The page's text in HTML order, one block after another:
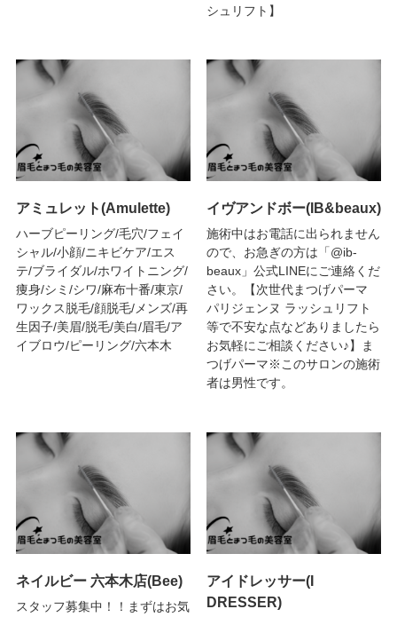
シュリフト】
アミュレット(Amulette)
ハーブピーリング/毛穴/フェイ
シャル/小顔/ニキビケア/エス
テ/ブライダル/ホワイトニング/
痩身/シミ/シワ/麻布十番/東京/
ワックス脱毛/顔脱毛/メンズ/再
生因子/美眉/脱毛/美白/眉毛/ア
イブロウ/ピーリング/六本木
イヴアンドボー(IB&beaux)
施術中はお電話に出られません
ので、お急ぎの方は「@ib-
beaux」公式LINEにご連絡くだ
さい。【次世代まつげパーマ
パリジェンヌ ラッシュリフト
等で不安な点などありましたら
お気軽にご相談ください♪】ま
つげパーマ※このサロンの施術
者は男性です。
ネイルビー 六本木店(Bee)
スタッフ募集中！！まずはお気
アイドレッサー(I
DRESSER)